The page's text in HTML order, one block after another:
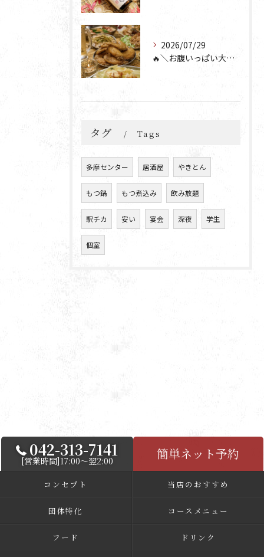
2026/07/29
🔥＼お腹いっぱい大満足💯／🔥
タグ Tags
多摩センター 居酒屋 やきとん
もつ鍋 もつ煮込み 飲み放題
駅チカ 安い 宴会 深夜 学生
個室
042-313-7141
[営業時間]17:00～翌2:00 簡単ネット予約
コンセプト 当店のおすすめ
団体特化 コースメニュー
フード ドリンク